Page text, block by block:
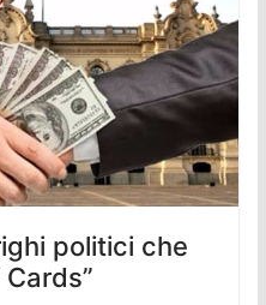
politici che